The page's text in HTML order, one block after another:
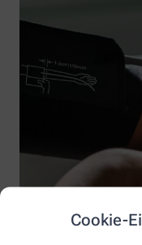
Cookie-